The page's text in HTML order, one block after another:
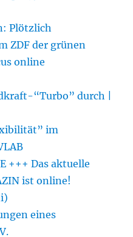
Plötzlich
ZDF der grünen
online
“Turbo” durch |
im
+++ Das aktuelle
ist online!
eines